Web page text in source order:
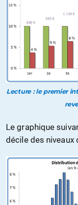
Lecture : le premier
Le graphique
décile des niveaux